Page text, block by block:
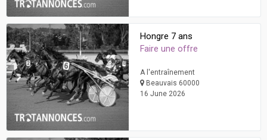
Hongre 7 ans
Faire une offre
A l'entraînement
Beauvais 60000
16 June 2026